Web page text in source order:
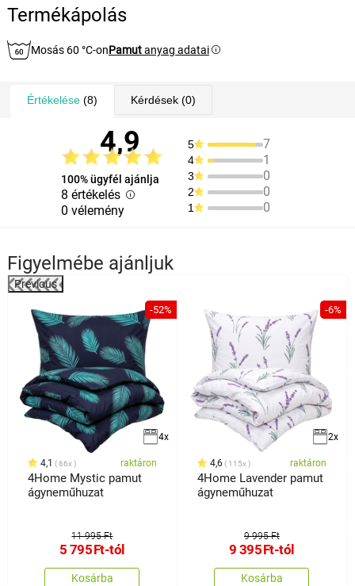
Termékápolás
Mosás 60 °C-onPamutanyag adatai
Értékelése(8) Kérdések(0)
4,9
100% ügyfél ajánlja
8 értékelés
0 vélemény
5 7
4 1
3 0
2 0
1 0
Figyelmébe ajánljuk
Previous
-52%
4x
4,1 66x raktáron
4Home Mystic pamut
ágyneműhuzat
11 995 Ft
5 795Ft-tól
Kosárba
-6%
2x
4,6 115x raktáron
4Home Lavender pamut
ágyneműhuzat
9 995 Ft
9 395Ft-tól
Kosárba